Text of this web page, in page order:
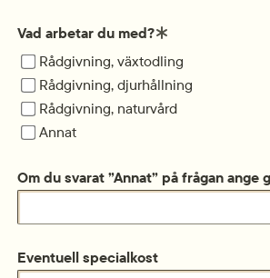
Vad arbetar du med?
(obligatorisk)
Vad arbetar du med?
Rådgivning, växtodling
Rådgivning, djurhållning
Rådgivning, naturvård
Annat
Om du svarat ”Annat” på frågan ange
Eventuell specialkost